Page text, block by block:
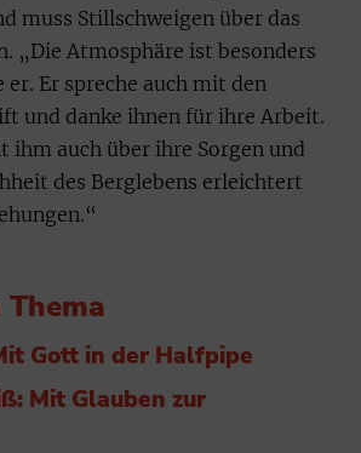
muss Stillschweigen über das
„Die Atmosphäre ist besonders
Er spreche auch mit den
und danke ihnen für ihre Arbeit.
ihm auch über ihre Sorgen und
des Berglebens erleichtert
Gott in der Halfpipe
Mit Glauben zur